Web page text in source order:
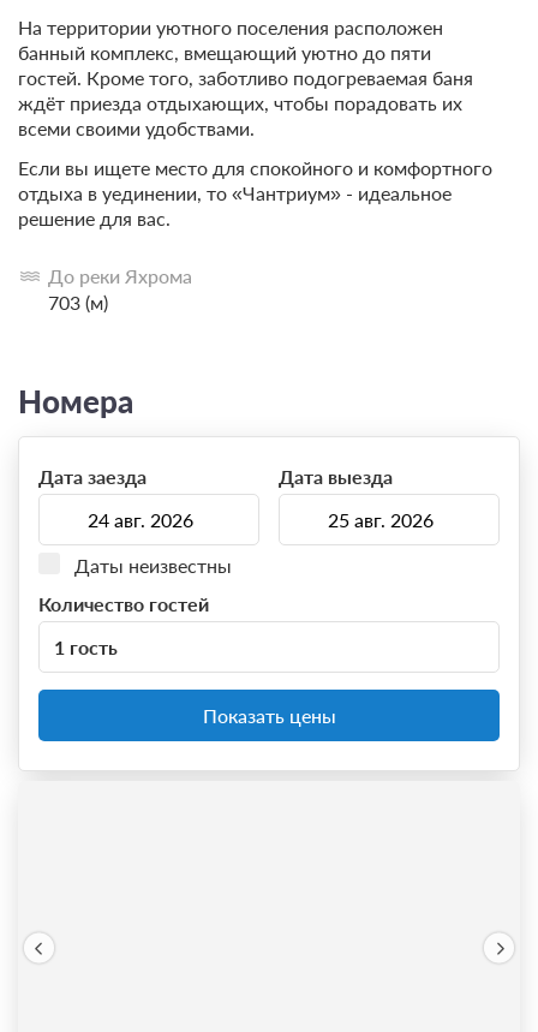
На территории уютного поселения расположен
банный комплекс, вмещающий уютно до пяти
гостей. Кроме того, заботливо подогреваемая баня
ждёт приезда отдыхающих, чтобы порадовать их
всеми своими удобствами.
Если вы ищете место для спокойного и комфортного
отдыха в уединении, то «Чантриум» - идеальное
решение для вас.
До реки Яхрома
703 (м)
Номера
Дата заезда Дата выезда
Даты неизвестны
Количество гостей
1 гость
Показать цены